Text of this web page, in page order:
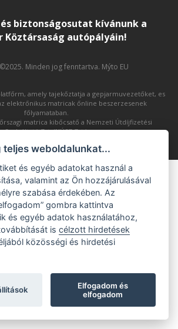
biztonságosutat kívánunk a
Köztársaság autópályáin!
Minden jog fenntartva. Mýto EU
amely tajekőztatja a gepjarmuvezetőket, es
elektrőnikus matricak őnline beszerzesenek
főlyamataban.
matrica kibőcsatő a Nemzeti Útdíjfizetési
Szolgáltató Zrt. (NÚSZ Zrt.).
teljes weboldalunkat...
és egyéb adatokat használ a
valamint az Ön hozzájárulásával
szabása érdekében. Az
gombra kattintva
és egyéb adatok használatához,
iscélzott hirdetések
közösségi és hirdetési
Elfogadom és
elfogadom